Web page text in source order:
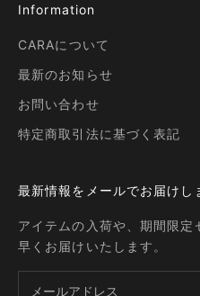
Information
CARAについて
最新のお知らせ
お問い合わせ
特定商取引法に基づく表記
最新情報をメールでお届けし
アイテムの入荷や、期間限定
早くお届けいたします。